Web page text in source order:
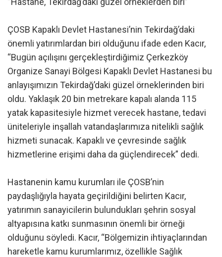
ÇOSB Kapaklı Devlet Hastanesi’nin Tekirdağ’daki
önemli yatırımlardan biri olduğunu ifade eden Kacır,
“Bugün açılışını gerçekleştirdiğimiz Çerkezköy
Organize Sanayi Bölgesi Kapaklı Devlet Hastanesi bu
anlayışımızın Tekirdağ’daki güzel örneklerinden biri
oldu. Yaklaşık 20 bin metrekare kapalı alanda 115
yatak kapasitesiyle hizmet verecek hastane, tedavi
üniteleriyle inşallah vatandaşlarımıza nitelikli sağlık
hizmeti sunacak. Kapaklı ve çevresinde sağlık
hizmetlerine erişimi daha da güçlendirecek” dedi.
Hastanenin kamu kurumları ile ÇOSB’nin
paydaşlığıyla hayata geçirildiğini belirten Kacır,
yatırımın sanayicilerin bulundukları şehrin sosyal
altyapısına katkı sunmasının önemli bir örneği
olduğunu söyledi. Kacır, “Bölgemizin ihtiyaçlarından
hareketle kamu kurumlarımız, özellikle Sağlık